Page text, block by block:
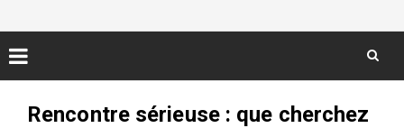
Rencontre sérieuse : que cherchez